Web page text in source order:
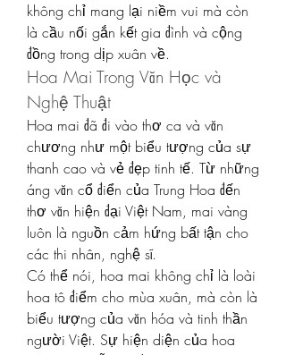
không chỉ mang lại niềm vui mà còn
là cầu nối gắn kết gia đình và cộng
đồng trong dịp xuân về.
Hoa Mai Trong Văn Học và
Nghệ Thuật
Hoa mai đã đi vào thơ ca và văn
chương như một biểu tượng của sự
thanh cao và vẻ đẹp tinh tế. Từ những
áng văn cổ điển của Trung Hoa đến
thơ văn hiện đại Việt Nam, mai vàng
luôn là nguồn cảm hứng bất tận cho
các thi nhân, nghệ sĩ.
Có thể nói, hoa mai không chỉ là loài
hoa tô điểm cho mùa xuân, mà còn là
biểu tượng của văn hóa và tinh thần
người Việt. Sự hiện diện của hoa